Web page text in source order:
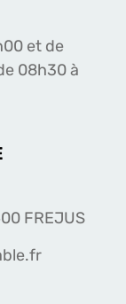
et de
08h30 à
FREJUS